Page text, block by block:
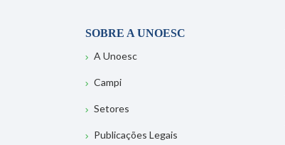
SOBRE A UNOESC
A Unoesc
Campi
Setores
Publicações Legais